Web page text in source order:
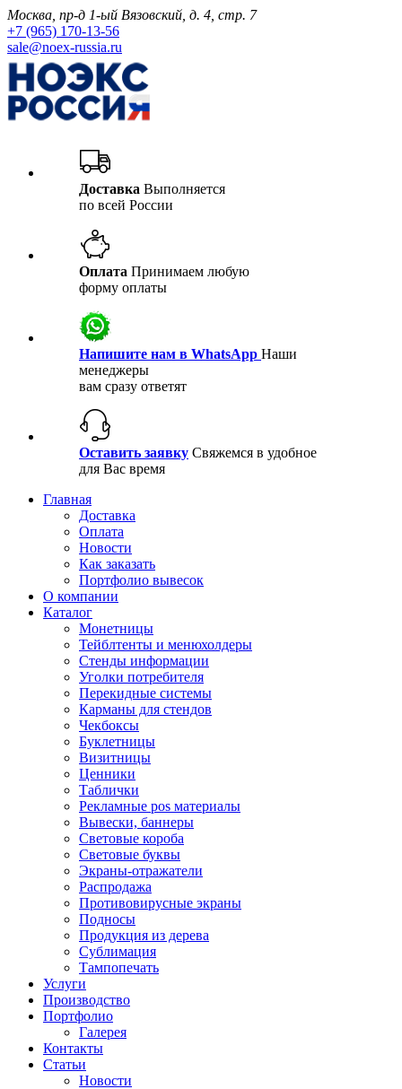
Москва, пр-д 1-ый Вязовский, д. 4, стр. 7
+7 (965) 170-13-56
sale@noex-russia.ru
Доставка Выполняется
по всей России
Оплата Принимаем любую
форму оплаты
Напишите нам в WhatsApp Наши
менеджеры
вам сразу ответят
Оставить заявку Свяжемся в удобное
для Вас время
Главная
Доставка
Оплата
Новости
Как заказать
Портфолио вывесок
О компании
Каталог
Монетницы
Тейблтенты и менюхолдеры
Стенды информации
Уголки потребителя
Перекидные системы
Карманы для стендов
Чекбоксы
Буклетницы
Визитницы
Ценники
Таблички
Рекламные pos материалы
Вывески, баннеры
Световые короба
Световые буквы
Экраны-отражатели
Распродажа
Противовирусные экраны
Подносы
Продукция из дерева
Сублимация
Тампопечать
Услуги
Производство
Портфолио
Галерея
Контакты
Статьи
Новости